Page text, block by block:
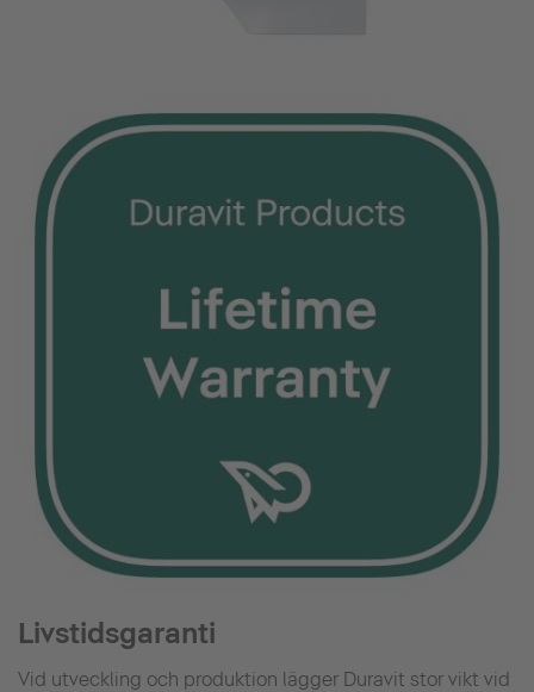
Livstidsgaranti
Vid utveckling och produktion lägger Duravit stor vikt vid